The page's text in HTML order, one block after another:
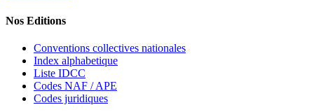
Nos Editions
Conventions collectives nationales
Index alphabetique
Liste IDCC
Codes NAF / APE
Codes juridiques